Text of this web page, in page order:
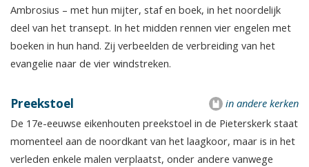
Ambrosius – met hun mijter, staf en boek, in het noordelijk
deel van het transept. In het midden rennen vier engelen met
boeken in hun hand. Zij verbeelden de verbreiding van het
evangelie naar de vier windstreken.
in andere kerken
Preekstoel
De 17e-eeuwse eikenhouten preekstoel in de Pieterskerk staat
momenteel aan de noordkant van het laagkoor, maar is in het
verleden enkele malen verplaatst, onder andere vanwege